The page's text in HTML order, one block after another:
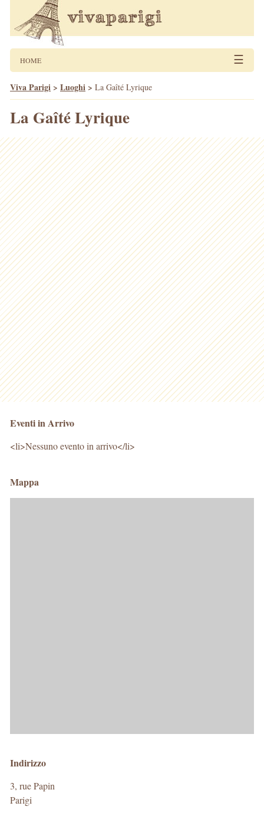
HOME ☰
Viva Parigi > Luoghi > La Gaîté Lyrique
La Gaîté Lyrique
Eventi in Arrivo
<li>Nessuno evento in arrivo</li>
Mappa
Indirizzo
3, rue Papin
Parigi